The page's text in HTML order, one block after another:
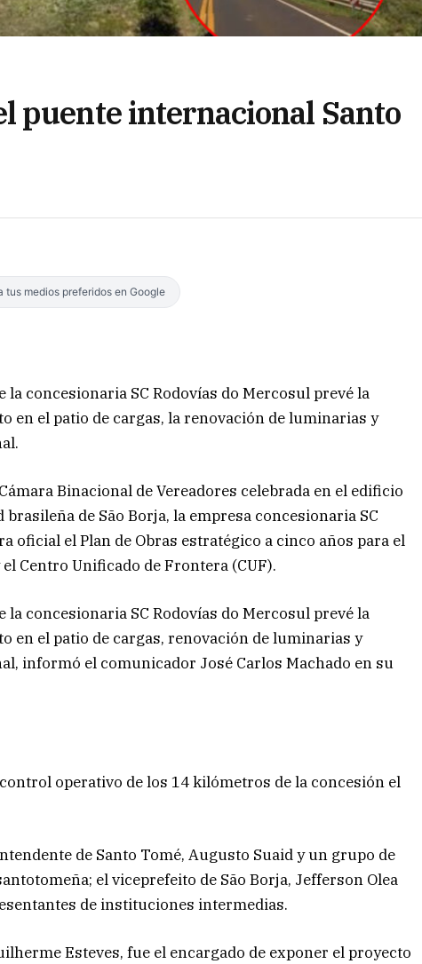
puente internacional Santo
tus medios preferidos en Google
concesionaria SC Rodovías do Mercosul prevé la
en el patio de cargas, la renovación de luminarias y
Binacional de Vereadores celebrada en el edificio
de São Borja, la empresa concesionaria SC
oficial el Plan de Obras estratégico a cinco años para el
Centro Unificado de Frontera (CUF).
concesionaria SC Rodovías do Mercosul prevé la
en el patio de cargas, renovación de luminarias y
informó el comunicador José Carlos Machado en su
operativo de los 14 kilómetros de la concesión el
de Santo Tomé, Augusto Suaid y un grupo de
el viceprefeito de São Borja, Jefferson Olea
de instituciones intermedias.
Esteves, fue el encargado de exponer el proyecto